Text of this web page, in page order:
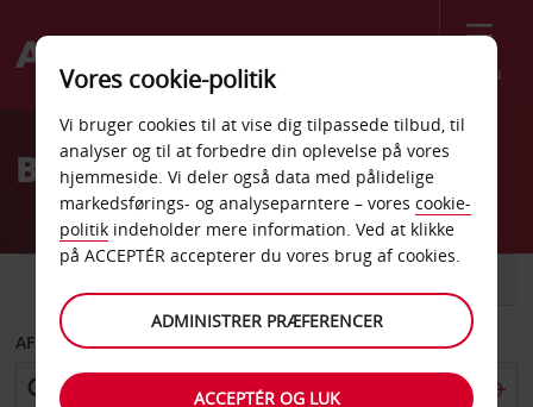
Menu
Welcome
AvisBilleje Tyler
AFHENT FRA
Vores cookie-politik
Vi bruger cookies til at vise dig tilpassede tilbud, til
analyser og til at forbedre din oplevelse på vores
hjemmeside. Vi deler også data med pålidelige
markedsførings- og analyseparntere – vores cookie-
politik indeholder mere information. Ved at klikke
på ACCEPTÉR accepterer du vores brug af cookies.
ADMINISTRER PRÆFERENCER
ACCEPTÉR OG LUK